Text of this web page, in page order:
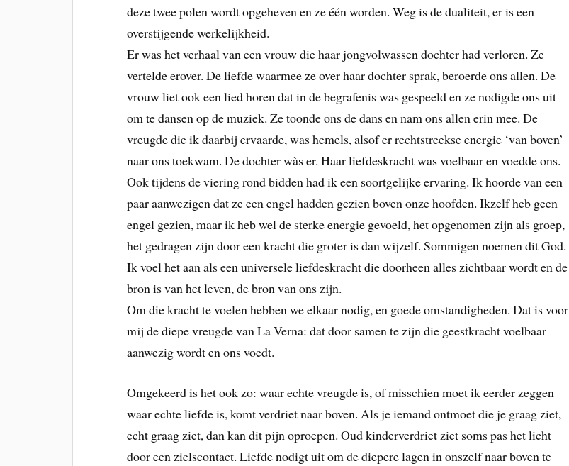
deze twee polen wordt opgeheven en ze één worden. Weg is de dualiteit, er is een
overstijgende werkelijkheid.
Er was het verhaal van een vrouw die haar jongvolwassen dochter had verloren. Ze
vertelde erover. De liefde waarmee ze over haar dochter sprak, beroerde ons allen. De
vrouw liet ook een lied horen dat in de begrafenis was gespeeld en ze nodigde ons uit
om te dansen op de muziek. Ze toonde ons de dans en nam ons allen erin mee. De
vreugde die ik daarbij ervaarde, was hemels, alsof er rechtstreekse energie ‘van boven’
naar ons toekwam. De dochter wàs er. Haar liefdeskracht was voelbaar en voedde ons.
Ook tijdens de viering rond bidden had ik een soortgelijke ervaring. Ik hoorde van een
paar aanwezigen dat ze een engel hadden gezien boven onze hoofden. Ikzelf heb geen
engel gezien, maar ik heb wel de sterke energie gevoeld, het opgenomen zijn als groep,
het gedragen zijn door een kracht die groter is dan wijzelf. Sommigen noemen dit God.
Ik voel het aan als een universele liefdeskracht die doorheen alles zichtbaar wordt en de
bron is van het leven, de bron van ons zijn.
Om die kracht te voelen hebben we elkaar nodig, en goede omstandigheden. Dat is voor
mij de diepe vreugde van La Verna: dat door samen te zijn die geestkracht voelbaar
aanwezig wordt en ons voedt.
Omgekeerd is het ook zo: waar echte vreugde is, of misschien moet ik eerder zeggen
waar echte liefde is, komt verdriet naar boven. Als je iemand ontmoet die je graag ziet,
echt graag ziet, dan kan dit pijn oproepen. Oud kinderverdriet ziet soms pas het licht
door een zielscontact. Liefde nodigt uit om de diepere lagen in onszelf naar boven te